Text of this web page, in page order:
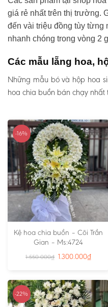
giá rẻ nhất trên thị trường.
đến vài triệu đồng tùy từng
nhanh chóng trong vòng 2
Các mẫu lẵng hoa,
Những mẫu bó và hộp hoa
hoa chia buồn bán chạy nhất
-16%
Kệ hoa chia buồn – Cõi Trần
Gian – Ms:4724
1.550.000₫ 1.300.000₫
-22%